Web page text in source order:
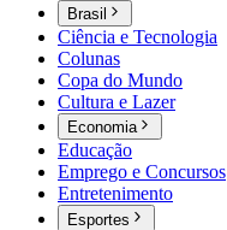
Brasil
Ciência e Tecnologia
Colunas
Copa do Mundo
Cultura e Lazer
Economia
Educação
Emprego e Concursos
Entretenimento
Esportes